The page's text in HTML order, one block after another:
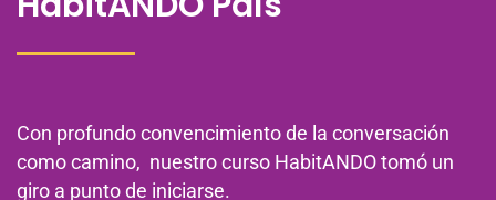
Con profundo convencimiento de la conversación
como camino, nuestro curso HabitANDO tomó un
giro a punto de iniciarse.